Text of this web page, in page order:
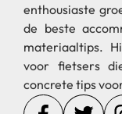
enthousiaste
de beste
materiaaltips.
voor fietsers
concrete tips